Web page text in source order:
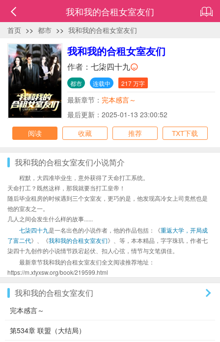
我和我的合租女室友们
首页 >> 都市 >> 我和我的合租女室友们
我和我的合租女室友们
作者： 七柒四十九
都市 连载中 217 万字
最新章节： 完本感言～
最后更新：2025-01-13 23:00:52
阅读
收藏 推荐 TXT下载
我和我的合租女室友们小说简介
程默，大四准毕业生，意外获得了天命打工系统。
天命打工？既然这样，那我就要当打工皇帝！
随后毕业租房的时候遇到三个女室友，更巧的是，他发现高冷女上司竟然也是
他的室友之一。
几人之间会发生什么样的故事......
七柒四十九是一名出色的小说作者，他的作品包括：《重返大学，开局成
了富二代》、《我和我的合租女室友们》、等，本本精品，字字珠玑，作者七
柒四十九创作的小说情节跌宕起伏、扣人心弦，情节与文笔俱佳。
最新章节我和我的合租女室友们全文阅读推荐地址：
https://m.xtyxsw.org/book/219599.html
我和我的合租女室友们
完本感言～
第534章 联盟（大结局）